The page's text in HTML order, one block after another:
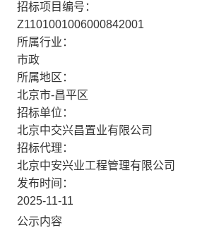
招标项目编号：
Z1101001006000842001
所属行业：
市政
所属地区：
北京市-昌平区
招标单位：
北京中交兴昌置业有限公司
招标代理：
北京中安兴业工程管理有限公司
发布时间：
2025-11-11
公示内容